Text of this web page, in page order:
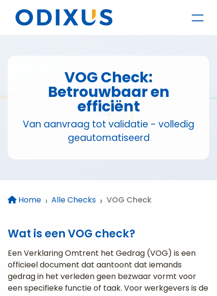
VOG Check:
Betrouwbaar en
efficiënt
Van aanvraag tot validatie - volledig
geautomatiseerd
Home Alle Checks VOG Check
Wat is een VOG check?
Een Verklaring Omtrent het Gedrag (VOG) is een
officieel document dat aantoont dat iemands
gedrag in het verleden geen bezwaar vormt voor
een specifieke functie of taak. Voor werkgevers is de